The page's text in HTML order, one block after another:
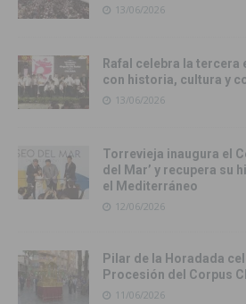
13/06/2026
Rafal celebra la tercera
con historia, cultura y
13/06/2026
Torrevieja inaugura el
del Mar’ y recupera su
el Mediterráneo
12/06/2026
Pilar de la Horadada
Procesión del Corpus
11/06/2026